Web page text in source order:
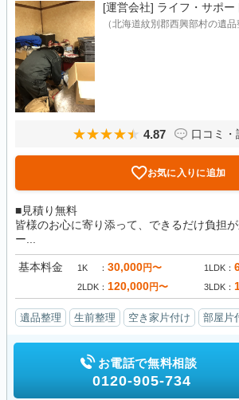
[運営会社] ライフ・サポー
（北海道紋別郡西興部村の遺品
4.87 口コミ・
お気に入りに追加
■見積り無料
皆様のお心に寄り添って、できるだけ負担
ー...
基本料金 1K 30,000円〜 1LDK
2LDK 120,000円〜 3LDK
遺品整理 生前整理 空き家片付け 部屋片
お電話で無料相談
0120-905-734